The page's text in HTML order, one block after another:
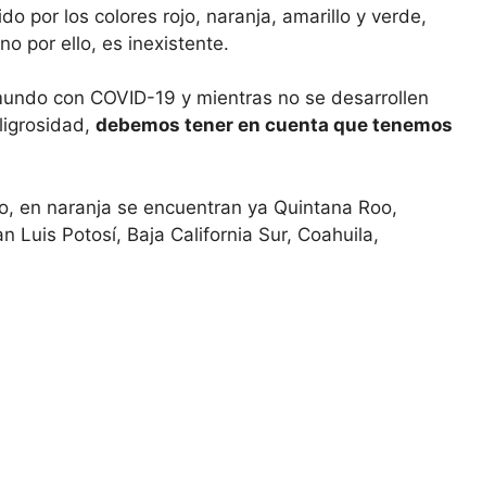
por los colores rojo, naranja, amarillo y verde,
por ello, es inexistente.
con COVID-19 y mientras no se desarrollen
debemos tener en cuenta que tenemos
en naranja se encuentran ya Quintana Roo,
Luis Potosí, Baja California Sur, Coahuila,